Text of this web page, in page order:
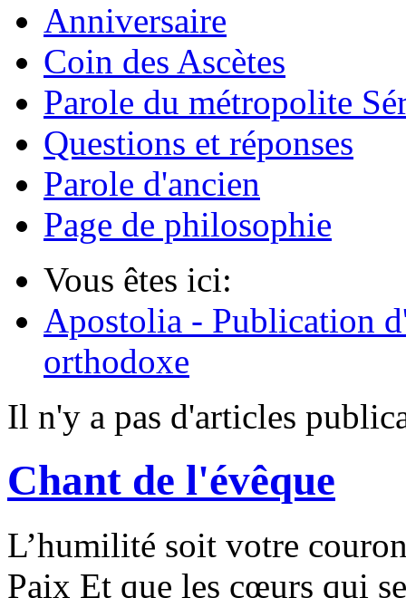
Anniversaire
Coin des Ascètes
Parole du métropolite
Questions et réponses
Parole d'ancien
Page de philosophie
Vous êtes ici:
Apostolia - Publication
orthodoxe
Il n'y a pas d'articles
Chant de l'évêque
L’humilité soit votre
Paix Et que les cœurs qui